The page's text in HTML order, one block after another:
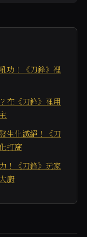
功！《刀鋒》裡
在《刀鋒》裡用
生化滅絕！《刀
打窩
！《刀鋒》玩家
廚